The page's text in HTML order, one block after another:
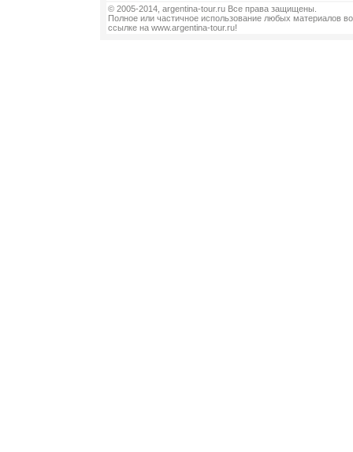
© 2005-2014, argentina-tour.ru Все права защищены.
Полное или частичное использование любых материалов
ссылке на www.argentina-tour.ru!